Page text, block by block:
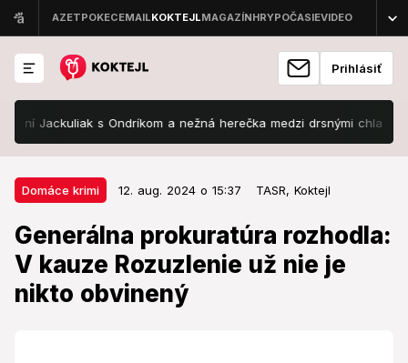
Prihlásiť
Jackuliak s Ondríkom a nežná herečka medzi drsnými chlapmi!
Domáce krimi 12. aug. 2024 o 15:37 TASR, Koktejl
Generálna prokuratúra rozhodla:
V kauze Rozuzlenie už nie je
nikto obvinený
Domáce krimi 12. aug. 2024 o 15:37
Generálna prokuratúra rozhodla: V
kauze Rozuzlenie už nie je nikto
obvinený